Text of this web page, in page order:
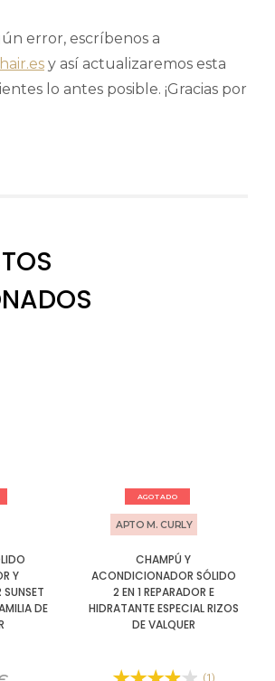
error, escríbenos a
y así actualizaremos esta
lo antes posible. ¡Gracias por
Y
DE
AGOTADO
APTO M. CURLY
CHAMPÚ Y
ACONDICIONADOR SÓLIDO
2 EN 1 REPARADOR E
HIDRATANTE ESPECIAL RIZOS
DE VALQUER
(1)